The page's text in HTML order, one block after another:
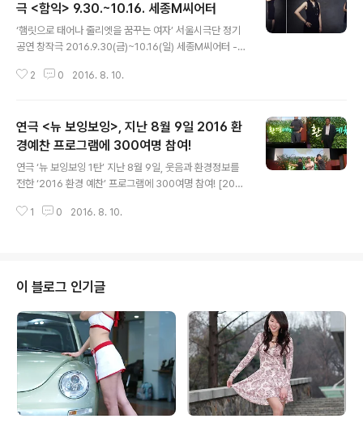
극 <함익> 9.30.~10.16. 세종M씨어터
‘햄릿으로 태어나 줄리엣을 꿈꾸는 여자’ 서울시극단 정기
공연 창작극 2016.9.30(금)~10.16(일) 세종M씨어터 -
무대, 창작극 - 2016년 이해랑 연극상 수상자 김광보 연
릿’(함익)탄생! - 햄릿으로 태어나 줄리엣을 꿈꾸는 여자,
‘함익’은 과연 줄리엣이 될 수 있을 것인가 □ 공연개요 공
연 명 창작극 장 소 세종문화회관 M씨어터 일 시 2016년
9월 30일(금) ~10월 16일(일) 월~금 7시 30분/ 토 2시,
6시 30분/ 일 2시 (화 공연 없음) ※ 10월 3일(월) 개천절
오후 3시 출 연 진 강신구 ..
2 0 2016. 8. 10.
연극 <뉴 보잉보잉>, 지난 8월 9일 2016 환
경예찬 프로그램에 300여명 참여!
연극 ‘뉴 보잉보잉 1탄’ 지난 8월 9일, 웃음과 환경정보를
전한 ‘2016 환경 예찬’ 프로그램에 300여명 참여! [2016
랑 받아 온 대표 코믹 연극 ‘뉴 보잉보잉 1탄’이 지난 8월 9
가 마르꼬까믈레띠의 원작과 관객을 행복하게 만들 줄 아
는 손남목의 뛰어난 연출력이 만나 우리나라 설정에 맞는
완벽한 무대로 대중의 웃음 코드를 놓치지 않는 대표 스테
디셀러 연극이다. 바람둥이 남자가 미모의 스튜어디스 세
명을 동시에 사귀면서 벌어지는 해프닝을 그리며 100..
1 0 2016. 8. 10.
이 블로그 인기글